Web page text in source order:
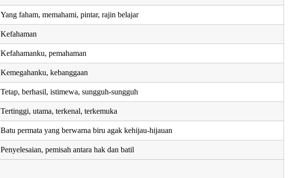
Yang faham, memahami, pintar, rajin belajar
Kefahaman
Kefahamanku, pemahaman
Kemegahanku, kebanggaan
Tetap, berhasil, istimewa, sungguh-sungguh
Tertinggi, utama, terkenal, terkemuka
Batu permata yang berwarna biru agak kehijau-hijauan
Penyelesaian, pemisah antara hak dan batil